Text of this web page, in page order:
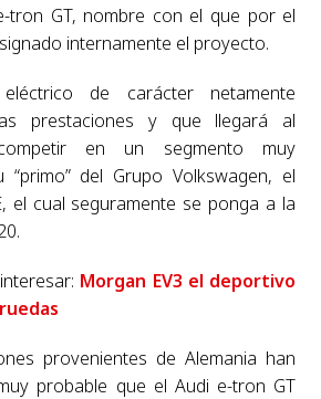
tron GT, nombre con el que por el
internamente el proyecto.
de carácter netamente
prestaciones y que llegará al
en un segmento muy
del Grupo Volkswagen, el
el cual seguramente se ponga a la
Morgan EV3 el deportivo
provenientes de Alemania han
probable que el Audi e-tron GT